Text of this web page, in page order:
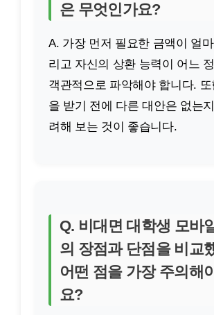
은 무엇인가요?
A. 가장 먼저 필요한 금액이 얼
리고 자신의 상환 능력이 어느
객관적으로 파악해야 합니다.
을 받기 전에 다른 대안은 없는
려해 보는 것이 좋습니다.
Q. 비대면 대학생 모바
의 장점과 단점을 비교
어떤 점을 가장 주의해
요?